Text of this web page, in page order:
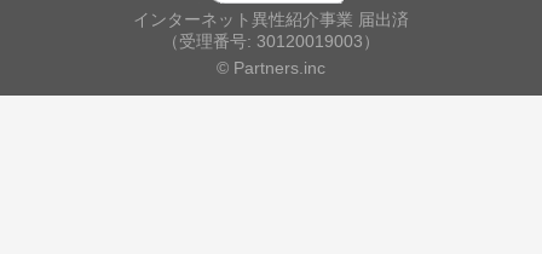
インターネット異性紹介事業 届出済
（受理番号: 30120019003）
© Partners.inc